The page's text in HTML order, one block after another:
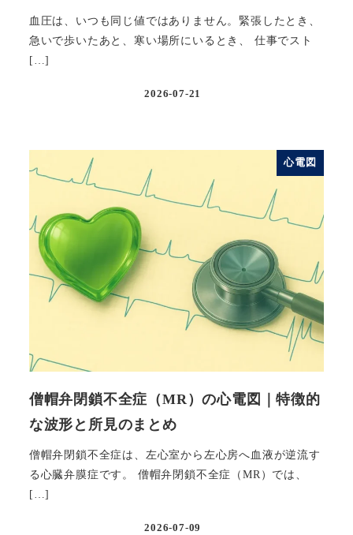
血圧は、いつも同じ値ではありません。緊張したとき、
急いで歩いたあと、寒い場所にいるとき、 仕事でスト
[…]
2026-07-21
心電図
僧帽弁閉鎖不全症（MR）の心電図｜特徴的
な波形と所見のまとめ
僧帽弁閉鎖不全症は、左心室から左心房へ血液が逆流す
る心臓弁膜症です。 僧帽弁閉鎖不全症（MR）では、
[…]
2026-07-09